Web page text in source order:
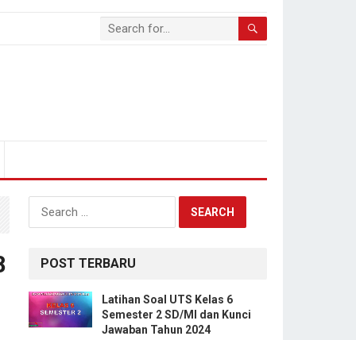
Search
for:
POST TERBARU
Latihan Soal UTS Kelas 6
Semester 2 SD/MI dan Kunci
Jawaban Tahun 2024